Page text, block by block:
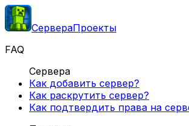
СервераПроекты
FAQ
Сервера
Как добавить сервер?
Как раскрутить сервер?
Как подтвердить права на